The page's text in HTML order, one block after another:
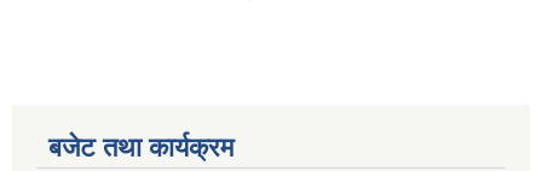
बजेट तथा कार्यक्रम